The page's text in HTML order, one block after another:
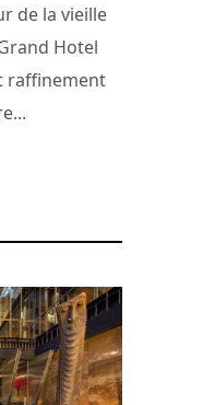
de la vieille
Hotel
raffinement